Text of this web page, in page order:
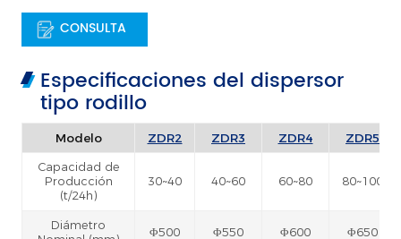
CONSULTA
Especificaciones del dispersor
tipo rodillo
Modelo ZDR2 ZDR3 ZDR4 ZDR5
Capacidad de
Producción
(t/24h)
30~40 40~60 60~80 80~100
Diámetro
Φ500 Φ550 Φ600 Φ650